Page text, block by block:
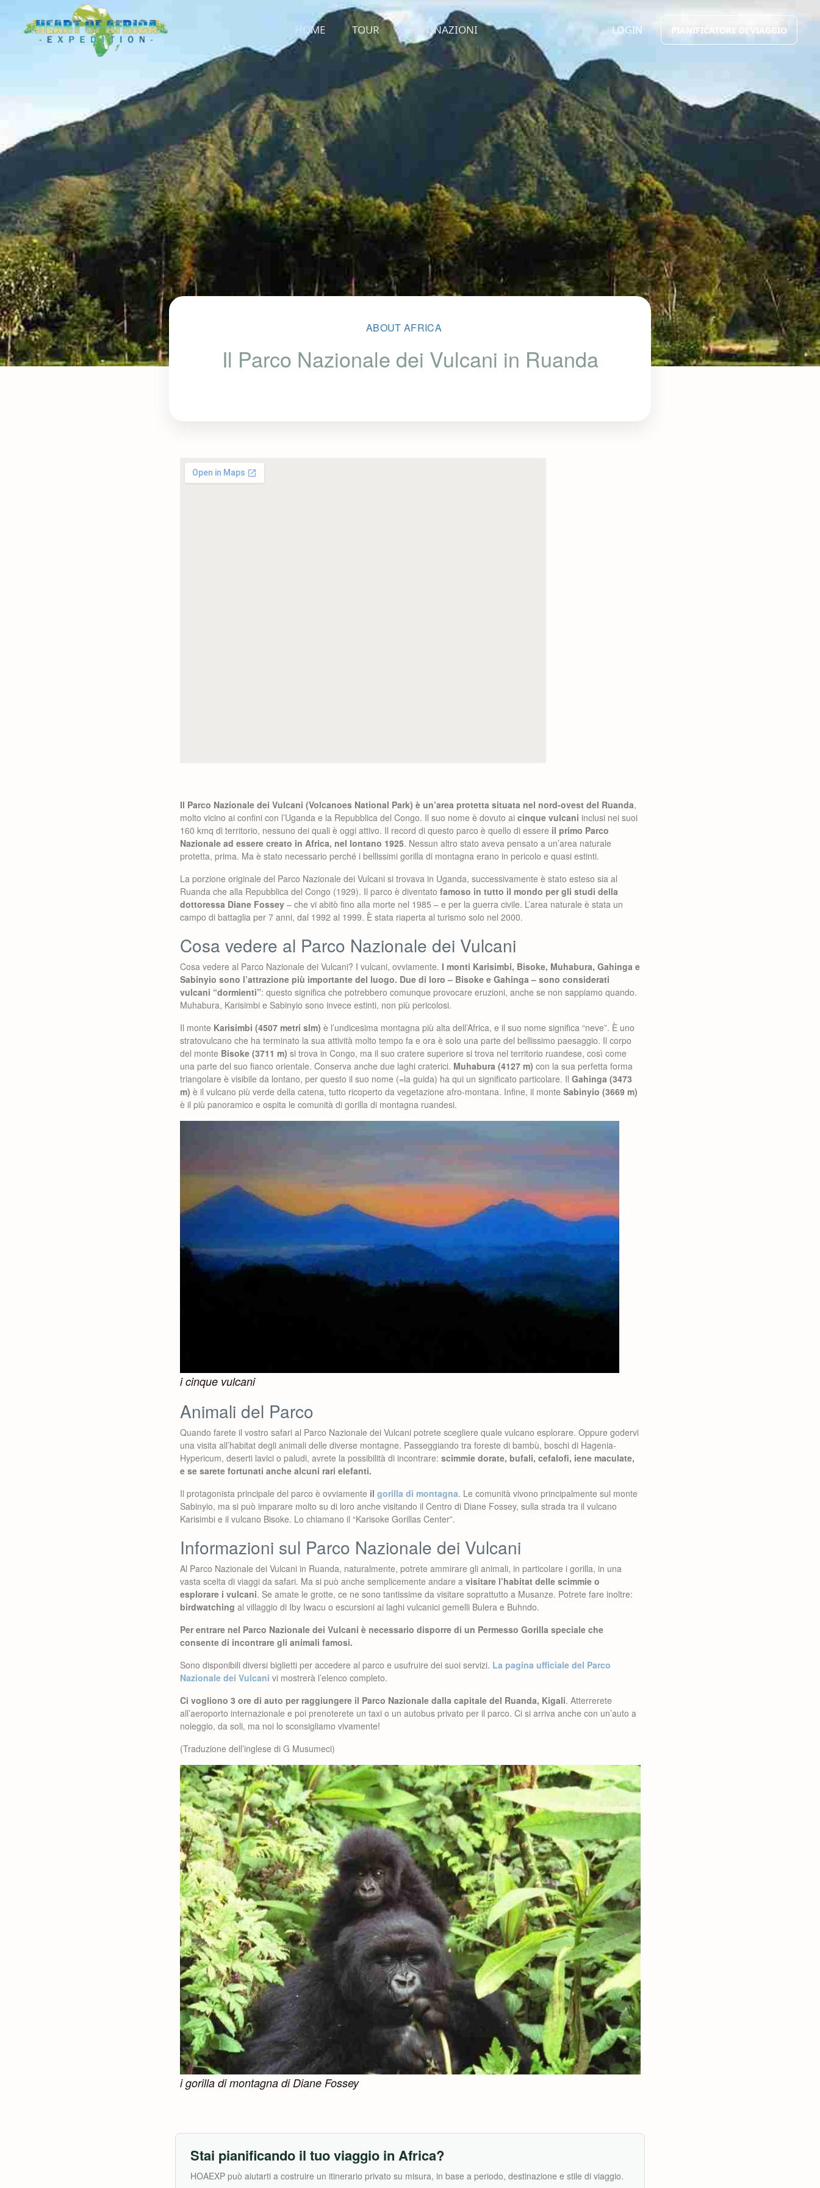
HOME TOUR DESTINAZIONI LOGIN PIANIFICATORE DI VIAGGIO
ABOUT AFRICA
Il Parco Nazionale dei Vulcani in Ruanda
Il Parco Nazionale dei Vulcani (Volcanoes National Park) è un’area protetta situata nel nord-ovest del Ruanda,
molto vicino ai confini con l’Uganda e la Repubblica del Congo. Il suo nome è dovuto ai cinque vulcani inclusi nei suoi
160 kmq di territorio, nessuno dei quali è oggi attivo. Il record di questo parco è quello di essere il primo Parco
Nazionale ad essere creato in Africa, nel lontano 1925. Nessun altro stato aveva pensato a un’area naturale
protetta, prima. Ma è stato necessario perché i bellissimi gorilla di montagna erano in pericolo e quasi estinti.
La porzione originale del Parco Nazionale dei Vulcani si trovava in Uganda, successivamente è stato esteso sia al
Ruanda che alla Repubblica del Congo (1929). Il parco è diventato famoso in tutto il mondo per gli studi della
dottoressa Diane Fossey – che vi abitò fino alla morte nel 1985 – e per la guerra civile. L’area naturale è stata un
campo di battaglia per 7 anni, dal 1992 al 1999. È stata riaperta al turismo solo nel 2000.
Cosa vedere al Parco Nazionale dei Vulcani
Cosa vedere al Parco Nazionale dei Vulcani? I vulcani, ovviamente. I monti Karisimbi, Bisoke, Muhabura, Gahinga e
Sabinyio sono l’attrazione più importante del luogo. Due di loro – Bisoke e Gahinga – sono considerati
vulcani “dormienti”: questo significa che potrebbero comunque provocare eruzioni, anche se non sappiamo quando.
Muhabura, Karisimbi e Sabinyio sono invece estinti, non più pericolosi.
Il monte Karisimbi (4507 metri slm) è l’undicesima montagna più alta dell’Africa, e il suo nome significa “neve”. È uno
stratovulcano che ha terminato la sua attività molto tempo fa e ora è solo una parte del bellissimo paesaggio. Il corpo
del monte Bisoke (3711 m) si trova in Congo, ma il suo cratere superiore si trova nel territorio ruandese, così come
una parte del suo fianco orientale. Conserva anche due laghi craterici. Muhabura (4127 m) con la sua perfetta forma
triangolare è visibile da lontano, per questo il suo nome (=la guida) ha qui un significato particolare. Il Gahinga (3473
m) è il vulcano più verde della catena, tutto ricoperto da vegetazione afro-montana. Infine, il monte Sabinyio (3669 m)
è il più panoramico e ospita le comunità di gorilla di montagna ruandesi.
i cinque vulcani
Animali del Parco
Quando farete il vostro safari al Parco Nazionale dei Vulcani potrete scegliere quale vulcano esplorare. Oppure godervi
una visita all’habitat degli animali delle diverse montagne. Passeggiando tra foreste di bambù, boschi di Hagenia-
Hypericum, deserti lavici o paludi, avrete la possibilità di incontrare: scimmie dorate, bufali, cefalofi, iene maculate,
e se sarete fortunati anche alcuni rari elefanti.
Il protagonista principale del parco è ovviamente il gorilla di montagna. Le comunità vivono principalmente sul monte
Sabinyio, ma si può imparare molto su di loro anche visitando il Centro di Diane Fossey, sulla strada tra il vulcano
Karisimbi e il vulcano Bisoke. Lo chiamano il “Karisoke Gorillas Center”.
Informazioni sul Parco Nazionale dei Vulcani
Al Parco Nazionale dei Vulcani in Ruanda, naturalmente, potrete ammirare gli animali, in particolare i gorilla, in una
vasta scelta di viaggi da safari. Ma si può anche semplicemente andare a visitare l’habitat delle scimmie o
esplorare i vulcani. Se amate le grotte, ce ne sono tantissime da visitare soprattutto a Musanze. Potrete fare inoltre:
birdwatching al villaggio di Iby Iwacu o escursioni ai laghi vulcanici gemelli Bulera e Buhndo.
Per entrare nel Parco Nazionale dei Vulcani è necessario disporre di un Permesso Gorilla speciale che
consente di incontrare gli animali famosi.
Sono disponibili diversi biglietti per accedere al parco e usufruire dei suoi servizi. La pagina ufficiale del Parco
Nazionale dei Vulcani vi mostrerà l’elenco completo.
Ci vogliono 3 ore di auto per raggiungere il Parco Nazionale dalla capitale del Ruanda, Kigali. Atterrerete
all’aeroporto internazionale e poi prenoterete un taxi o un autobus privato per il parco. Ci si arriva anche con un’auto a
noleggio, da soli, ma noi lo sconsigliamo vivamente!
(Traduzione dell’inglese di G Musumeci)
i gorilla di montagna di Diane Fossey
Stai pianificando il tuo viaggio in Africa?
HOAEXP può aiutarti a costruire un itinerario privato su misura, in base a periodo, destinazione e stile di viaggio.